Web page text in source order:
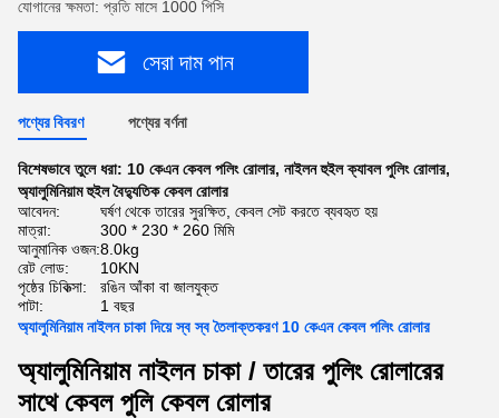
যোগানের ক্ষমতা: প্রতি মাসে 1000 পিসি
সেরা দাম পান
পণ্যের বিবরণ পণ্যের বর্ণনা
বিশেষভাবে তুলে ধরা: 10 কেএন কেবল পলিং রোলার, নাইলন হুইল ক্যাবল পুলিং রোলার,
অ্যালুমিনিয়াম হুইল বৈদ্যুতিক কেবল রোলার
আবেদন:
ঘর্ষণ থেকে তারের সুরক্ষিত, কেবল সেট করতে ব্যবহৃত হয়
মাত্রা:
300 * 230 * 260 মিমি
আনুমানিক ওজন:8.0kg
রেট লোড:
10KN
পৃষ্ঠের চিকিত্সা:
রঙিন আঁকা বা জালযুক্ত
পাটা:
1 বছর
অ্যালুমিনিয়াম নাইলন চাকা দিয়ে স্ব স্ব তৈলাক্তকরণ 10 কেএন কেবল পলিং রোলার
অ্যালুমিনিয়াম নাইলন চাকা / তারের পুলিং রোলারের
সাথে কেবল পুলি কেবল রোলার